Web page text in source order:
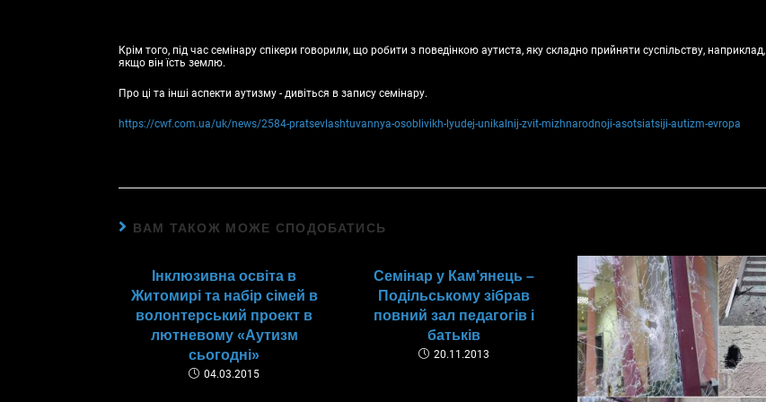
Крім того, під час семінару спікери говорили, що робити з поведінкою аутиста, яку складно прийняти суспільству, наприклад,
якщо він їсть землю.
Про ці та інші аспекти аутизму - дивіться в запису семінару.
https://cwf.com.ua/uk/news/2584-pratsevlashtuvannya-osoblivikh-lyudej-unikalnij-zvit-mizhnarodnoji-asotsiatsiji-autizm-evropa
ВАМ ТАКОЖ МОЖЕ СПОДОБАТИСЬ
Інклюзивна освіта в
Житомирі та набір сімей в
волонтерський проект в
лютневому «Аутизм
сьогодні»
04.03.2015
Семінар у Кам’янець –
Подільському зібрав
повний зал педагогів і
батьків
20.11.2013